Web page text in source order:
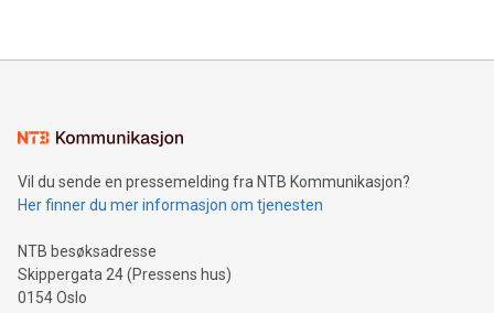
Vil du sende en pressemelding fra NTB Kommunikasjon?
Her finner du mer informasjon om tjenesten
NTB besøksadresse
Skippergata 24 (Pressens hus)
0154 Oslo